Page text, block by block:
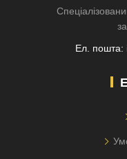
Ел. пошта: